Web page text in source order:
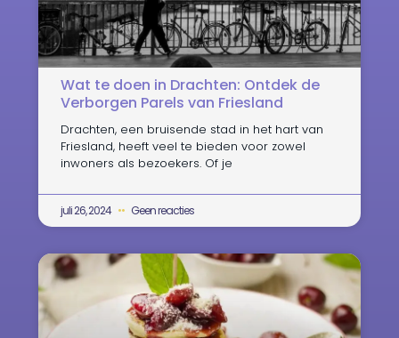
Wat te doen in Drachten: Ontdek de
Verborgen Parels van Friesland
Drachten, een bruisende stad in het hart van
Friesland, heeft veel te bieden voor zowel
inwoners als bezoekers. Of je
juli 26, 2024 Geen reacties